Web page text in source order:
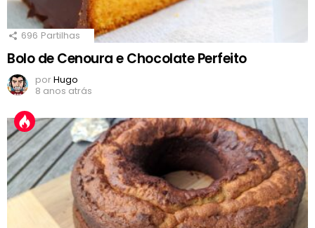
696 Partilhas
Bolo de Cenoura e Chocolate Perfeito
porHugo
8 anos atrás